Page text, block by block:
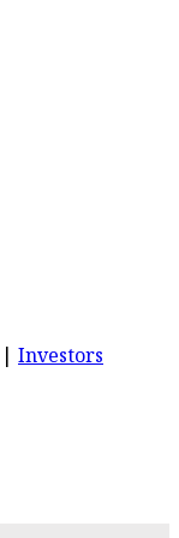
Investors